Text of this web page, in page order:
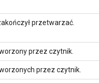
przetwarzać.
przez czytnik.
przez czytnik.